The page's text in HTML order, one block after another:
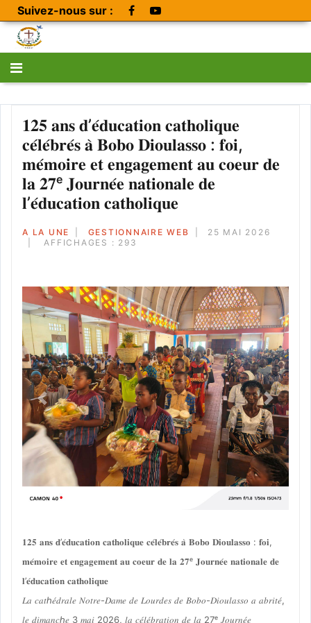
Suivez-nous sur :
𝟏𝟐𝟓 𝐚𝐧𝐬 𝐝’𝐞́𝐝𝐮𝐜𝐚𝐭𝐢𝐨𝐧 𝐜𝐚𝐭𝐡𝐨𝐥𝐢𝐪𝐮𝐞
𝐜𝐞́𝐥𝐞́𝐛𝐫𝐞́𝐬 𝐚̀ 𝐁𝐨𝐛𝐨 𝐃𝐢𝐨𝐮𝐥𝐚𝐬𝐬𝐨 : 𝐟𝐨𝐢,
𝐦𝐞́𝐦𝐨𝐢𝐫𝐞 𝐞𝐭 𝐞𝐧𝐠𝐚𝐠𝐞𝐦𝐞𝐧𝐭 𝐚𝐮 𝐜𝐨𝐞𝐮𝐫 𝐝𝐞
𝐥𝐚 𝟐𝟕ᵉ 𝐉𝐨𝐮𝐫𝐧𝐞́𝐞 𝐧𝐚𝐭𝐢𝐨𝐧𝐚𝐥𝐞 𝐝𝐞
𝐥’𝐞́𝐝𝐮𝐜𝐚𝐭𝐢𝐨𝐧 𝐜𝐚𝐭𝐡𝐨𝐥𝐢𝐪𝐮𝐞
A LA UNE GESTIONNAIRE WEB
25 MAI 2026
AFFICHAGES : 293
Previous Next
𝟏𝟐𝟓 𝐚𝐧𝐬 𝐝’𝐞́𝐝𝐮𝐜𝐚𝐭𝐢𝐨𝐧 𝐜𝐚𝐭𝐡𝐨𝐥𝐢𝐪𝐮𝐞 𝐜𝐞́𝐥𝐞́𝐛𝐫𝐞́𝐬 𝐚̀ 𝐁𝐨𝐛𝐨 𝐃𝐢𝐨𝐮𝐥𝐚𝐬𝐬𝐨 : 𝐟𝐨𝐢,
𝐦𝐞́𝐦𝐨𝐢𝐫𝐞 𝐞𝐭 𝐞𝐧𝐠𝐚𝐠𝐞𝐦𝐞𝐧𝐭 𝐚𝐮 𝐜𝐨𝐞𝐮𝐫 𝐝𝐞 𝐥𝐚 𝟐𝟕ᵉ 𝐉𝐨𝐮𝐫𝐧𝐞́𝐞 𝐧𝐚𝐭𝐢𝐨𝐧𝐚𝐥𝐞 𝐝𝐞
𝐥’𝐞́𝐝𝐮𝐜𝐚𝐭𝐢𝐨𝐧 𝐜𝐚𝐭𝐡𝐨𝐥𝐢𝐪𝐮𝐞
𝐿𝑎 𝑐𝑎𝑡ℎ𝑒́𝑑𝑟𝑎𝑙𝑒 𝑁𝑜𝑡𝑟𝑒-𝐷𝑎𝑚𝑒 𝑑𝑒 𝐿𝑜𝑢𝑟𝑑𝑒𝑠 𝑑𝑒 𝐵𝑜𝑏𝑜-𝐷𝑖𝑜𝑢𝑙𝑎𝑠𝑠𝑜 𝑎 𝑎𝑏𝑟𝑖𝑡𝑒́,
𝑙𝑒 𝑑𝑖𝑚𝑎𝑛𝑐ℎ𝑒 3 𝑚𝑎𝑖 2026, 𝑙𝑎 𝑐𝑒́𝑙𝑒́𝑏𝑟𝑎𝑡𝑖𝑜𝑛 𝑑𝑒 𝑙𝑎 27ᵉ 𝐽𝑜𝑢𝑟𝑛𝑒́𝑒